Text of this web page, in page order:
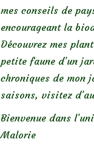
mes conseils de
encourageant la
Découvrez mes
petite faune d’un
chroniques de mon
saisons, visitez
Bienvenue dans
Malorie